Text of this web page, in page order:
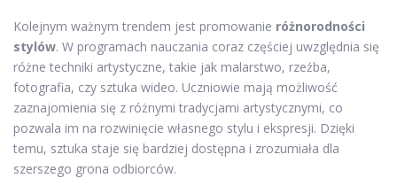
Kolejnym ważnym trendem jest promowanie różnorodności
stylów. W programach nauczania coraz częściej uwzględnia się
różne techniki artystyczne, takie jak malarstwo, rzeźba,
fotografia, czy sztuka wideo. Uczniowie mają możliwość
zaznajomienia się z różnymi tradycjami artystycznymi, co
pozwala im na rozwinięcie własnego stylu i ekspresji. Dzięki
temu, sztuka staje się bardziej dostępna i zrozumiała dla
szerszego grona odbiorców.